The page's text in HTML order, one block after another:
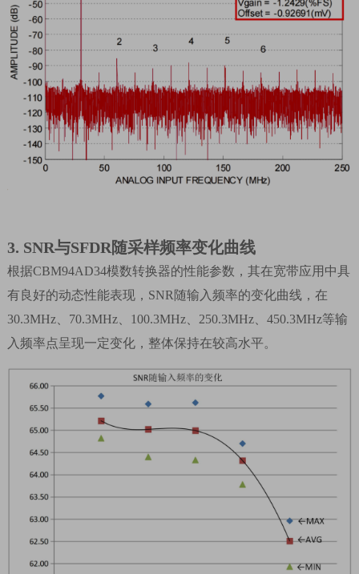
3. SNR与SFDR随采样频率变化曲线
根据CBM94AD34模数转换器的性能参数，其在宽带应用中具
有良好的动态性能表现， SNR 随输入频率的变化曲线，在
30.3MHz、 70.3MHz、 100.3MHz、 250.3MHz、 450.3MHz等输
入频率点呈现一定变化，整体保持在较高水平。